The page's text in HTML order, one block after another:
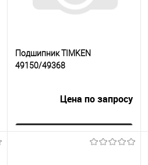
Подшипник TIMKEN
49150/49368
Цена по запросу
Запросить цену